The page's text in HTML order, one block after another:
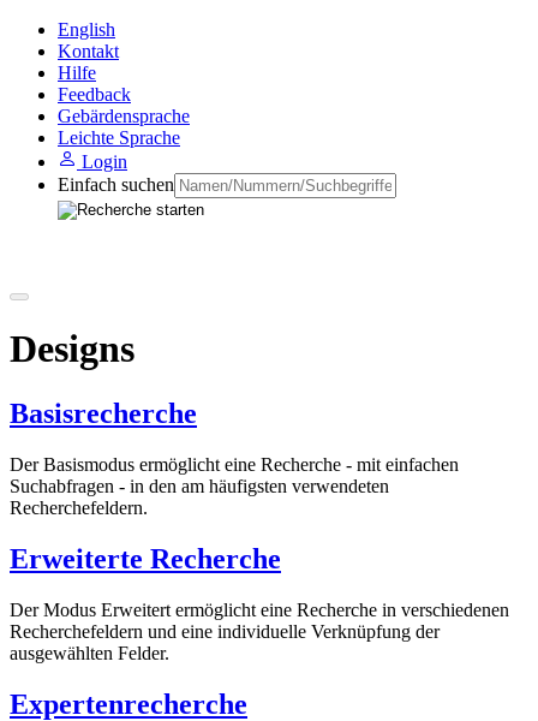
English
Kontakt
Hilfe
Feedback
Gebärdensprache
Leichte Sprache
Login
Einfach suchen
Designs
Basisrecherche
Der Basismodus ermöglicht eine Recherche - mit einfachen
Suchabfragen - in den am häufigsten verwendeten
Recherchefeldern.
Erweiterte Recherche
Der Modus Erweitert ermöglicht eine Recherche in verschiedenen
Recherchefeldern und eine individuelle Verknüpfung der
ausgewählten Felder.
Expertenrecherche